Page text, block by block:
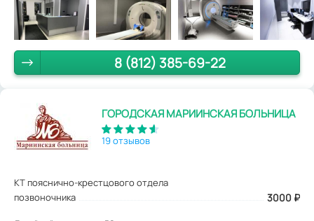
8 (812) 385-69-22
ГОРОДСКАЯ МАРИИНСКАЯ БОЛЬНИЦА
19 отзывов
КТ пояснично-крестцового отдела
позвоночника
3000 ₽